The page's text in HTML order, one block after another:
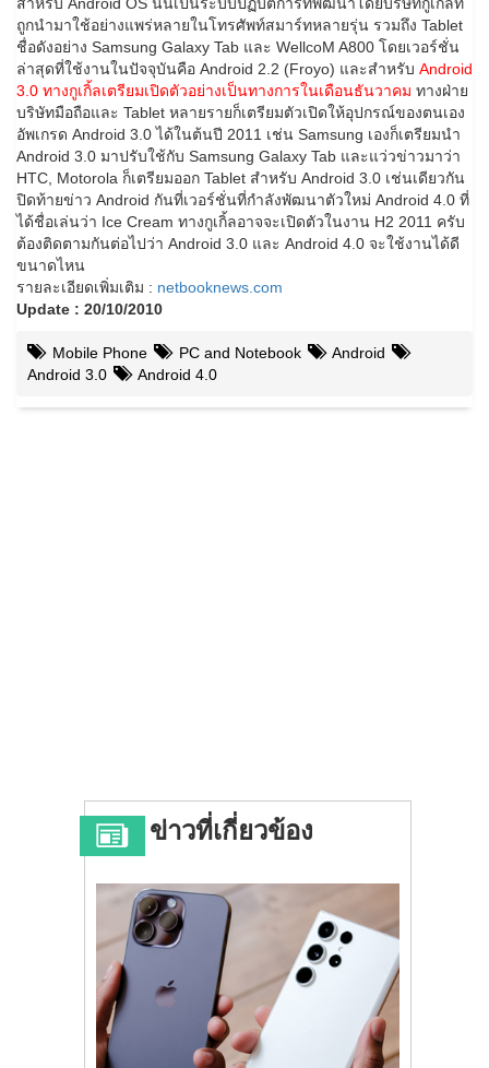
สำหรับ Android OS นั้นเป็นระบบปฏิบัติการที่พัฒนาโดยบริษัทกูเกิ้ลที่
ถูกนำมาใช้อย่างแพร่หลายในโทรศัพท์สมาร์ทหลายรุ่น รวมถึง Tablet
ชื่อดังอย่าง Samsung Galaxy Tab และ WellcoM A800 โดยเวอร์ชั่น
ล่าสุดที่ใช้งานในปัจจุบันคือ Android 2.2 (Froyo) และสำหรับ Android
3.0 ทางกูเกิ้ลเตรียมเปิดตัวอย่างเป็นทางการในเดือนธันวาคม ทางฝ่าย
บริษัทมือถือและ Tablet หลายรายก็เตรียมตัวเปิดให้อุปกรณ์ของตนเอง
อัพเกรด Android 3.0 ได้ในต้นปี 2011 เช่น Samsung เองก็เตรียมนำ
Android 3.0 มาปรับใช้กับ Samsung Galaxy Tab และแว่วข่าวมาว่า
HTC, Motorola ก็เตรียมออก Tablet สำหรับ Android 3.0 เช่นเดียวกัน
ปิดท้ายข่าว Android กันที่เวอร์ชั่นที่กำลังพัฒนาตัวใหม่ Android 4.0 ที่
ได้ชื่อเล่นว่า Ice Cream ทางกูเกิ้ลอาจจะเปิดตัวในงาน H2 2011 ครับ
ต้องติดตามกันต่อไปว่า Android 3.0 และ Android 4.0 จะใช้งานได้ดี
ขนาดไหน
รายละเอียดเพิ่มเติม : netbooknews.com
Update : 20/10/2010
Mobile Phone PC and Notebook
Android
Android 3.0
Android 4.0
ข่าวที่เกี่ยวข้อง